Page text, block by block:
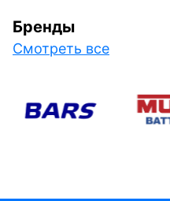
Бренды
Смотреть все